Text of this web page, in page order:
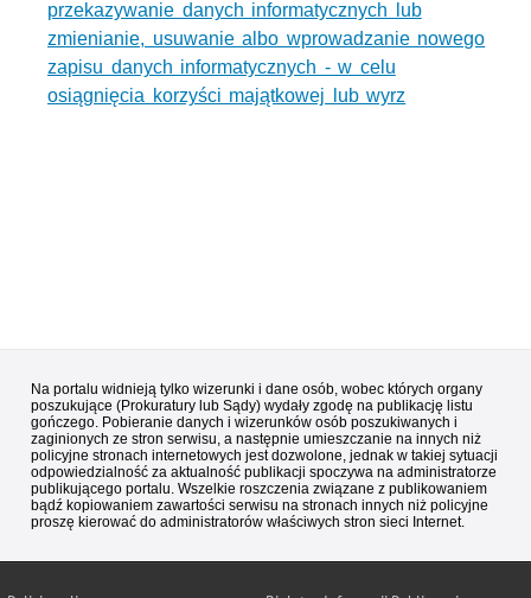
przekazywanie danych informatycznych lub
zmienianie, usuwanie albo wprowadzanie nowego
zapisu danych informatycznych - w celu
osiągnięcia korzyści majątkowej lub wyrz
Na portalu widnieją tylko wizerunki i dane osób, wobec których organy
poszukujące (Prokuratury lub Sądy) wydały zgodę na publikację listu
gończego. Pobieranie danych i wizerunków osób poszukiwanych i
zaginionych ze stron serwisu, a następnie umieszczanie na innych niż
policyjne stronach internetowych jest dozwolone, jednak w takiej sytuacji
odpowiedzialność za aktualność publikacji spoczywa na administratorze
publikującego portalu. Wszelkie roszczenia związane z publikowaniem
bądź kopiowaniem zawartości serwisu na stronach innych niż policyjne
proszę kierować do administratorów właściwych stron sieci Internet.